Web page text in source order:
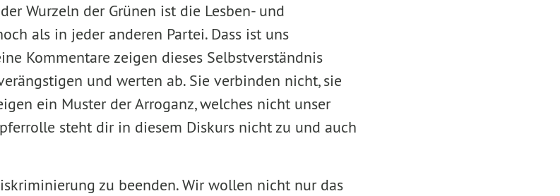
Wurzeln der Grünen ist die Lesben- und
als in jeder anderen Partei. Dass ist uns
Kommentare zeigen dieses Selbstverständnis
und werten ab. Sie verbinden nicht, sie
ein Muster der Arroganz, welches nicht unser
steht dir in diesem Diskurs nicht zu und auch
zu beenden. Wir wollen nicht nur das